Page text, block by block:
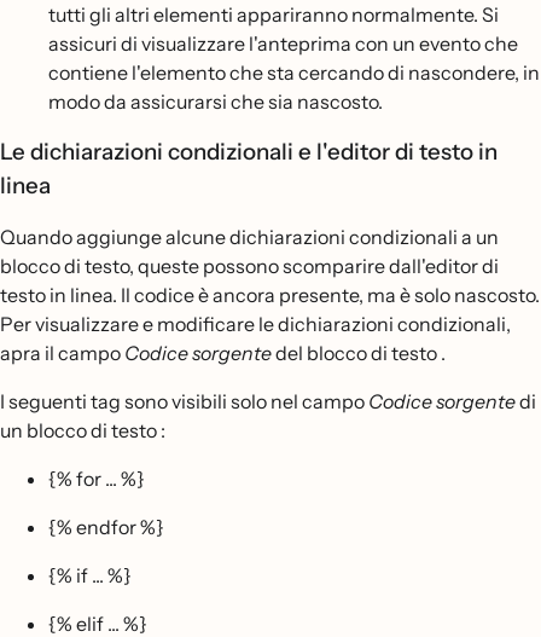
tutti gli altri elementi appariranno normalmente. Si
assicuri di visualizzare l'anteprima con un evento che
contiene l'elemento che sta cercando di nascondere, in
modo da assicurarsi che sia nascosto.
Le dichiarazioni condizionali e l'editor di testo in
linea
Quando aggiunge alcune dichiarazioni condizionali a un
blocco di testo, queste possono scomparire dall'editor di
testo in linea. Il codice è ancora presente, ma è solo nascosto.
Per visualizzare e modificare le dichiarazioni condizionali,
apra il campo Codice sorgentedel blocco di testo .
I seguenti tag sono visibili solo nel campo Codice sorgentedi
un blocco di testo :
{% for ... %}
{% endfor %}
{% if ... %}
{% elif ... %}